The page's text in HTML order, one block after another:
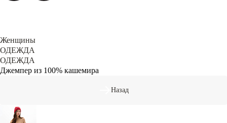
Женщины
ОДЕЖДА
ОДЕЖДА
Джемпер из 100% кашемира
Назад